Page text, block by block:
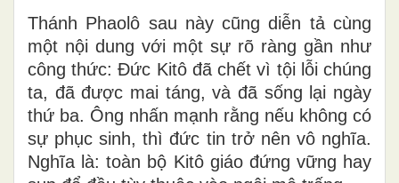
Thánh Phaolô sau này cũng diễn tả cùng
một nội dung với một sự rõ ràng gần như
công thức: Đức Kitô đã chết vì tội lỗi chúng
ta, đã được mai táng, và đã sống lại ngày
thứ ba. Ông nhấn mạnh rằng nếu không có
sự phục sinh, thì đức tin trở nên vô nghĩa.
Nghĩa là: toàn bộ Kitô giáo đứng vững hay